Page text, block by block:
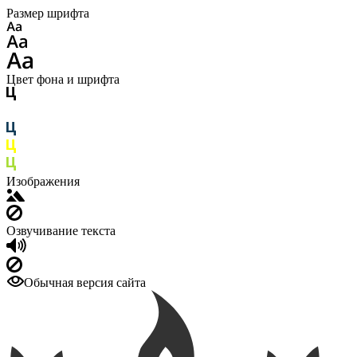
Размер шрифта
Цвет фона и шрифта
Изображения
Озвучивание текста
Обычная версия сайта